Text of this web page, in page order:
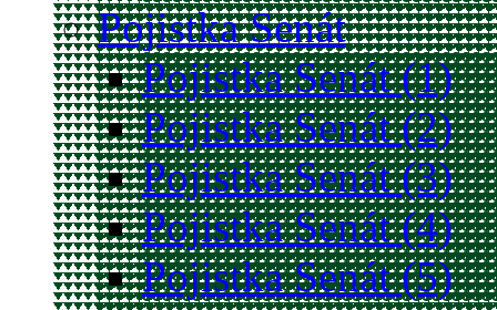
Pojistka Senát
Pojistka Senát (1)
Pojistka Senát (2)
Pojistka Senát (3)
Pojistka Senát (4)
Pojistka Senát (5)